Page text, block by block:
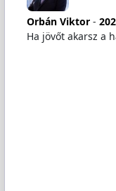
Orbán Viktor-
Ha jövőt akarsz a